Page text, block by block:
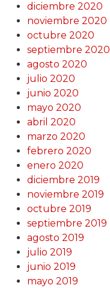
diciembre 2020
noviembre 2020
octubre 2020
septiembre 2020
agosto 2020
julio 2020
junio 2020
mayo 2020
abril 2020
marzo 2020
febrero 2020
enero 2020
diciembre 2019
noviembre 2019
octubre 2019
septiembre 2019
agosto 2019
julio 2019
junio 2019
mayo 2019